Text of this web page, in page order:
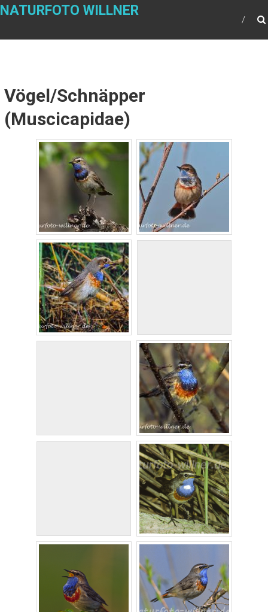
NATURFOTO WILLNER
Vögel/Schnäpper
(Muscicapidae)